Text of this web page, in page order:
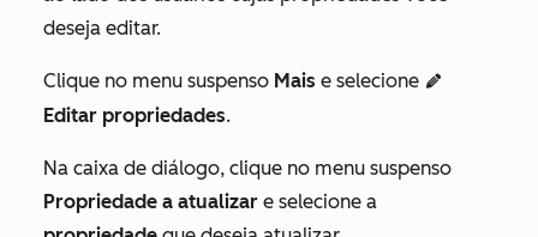
deseja editar.
Clique no menu suspenso Mais e selecione editIcon
Editar propriedades.
Na caixa de diálogo, clique no menu suspenso
Propriedade a atualizar e selecione a